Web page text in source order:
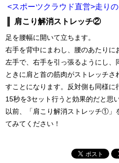
<スポーツクラウド直営>走り
肩こり解消ストレッチ②
足を腰幅に開いて立ちます。
右手を背中にまわし、腰のあたりに
左手で、右手を引っ張るようにし
ときに肩と首の筋肉がストレッチ
すことになります。反対側も同様に
15秒を3セット行うと効果的だと思い
以前、「肩こり解消ストレッチ①」
てみてください！